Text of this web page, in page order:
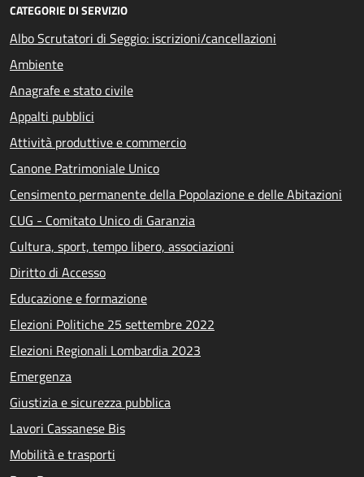
CATEGORIE DI SERVIZIO
Albo Scrutatori di Seggio: iscrizioni/cancellazioni
Ambiente
Anagrafe e stato civile
Appalti pubblici
Attività produttive e commercio
Canone Patrimoniale Unico
Censimento permanente della Popolazione e delle Abitazioni
CUG - Comitato Unico di Garanzia
Cultura, sport, tempo libero, associazioni
Diritto di Accesso
Educazione e formazione
Elezioni Politiche 25 settembre 2022
Elezioni Regionali Lombardia 2023
Emergenza
Giustizia e sicurezza pubblica
Lavori Cassanese Bis
Mobilità e trasporti